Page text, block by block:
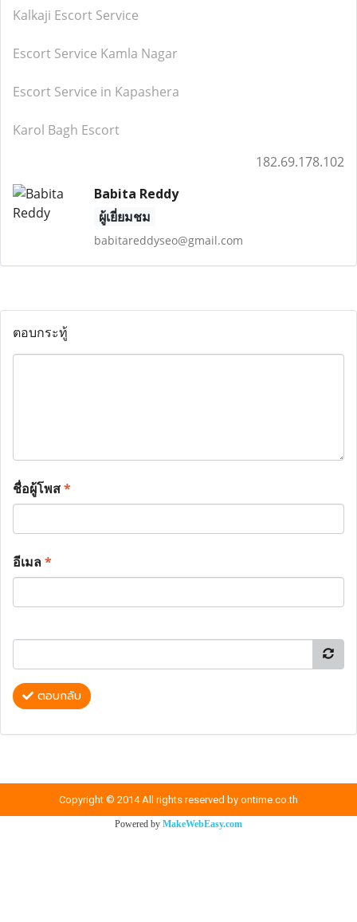
Kalkaji Escort Service
Escort Service Kamla Nagar
Escort Service in Kapashera
Karol Bagh Escort
182.69.178.102
Babita Reddy
ผู้เยี่ยมชม
babitareddyseo@gmail.com
ตอบกระทู้
ชื่อผู้โพส*
อีเมล*
ตอบกลับ
Copyright © 2014 All rights reserved by ontime.co.th
Powered by MakeWebEasy.com